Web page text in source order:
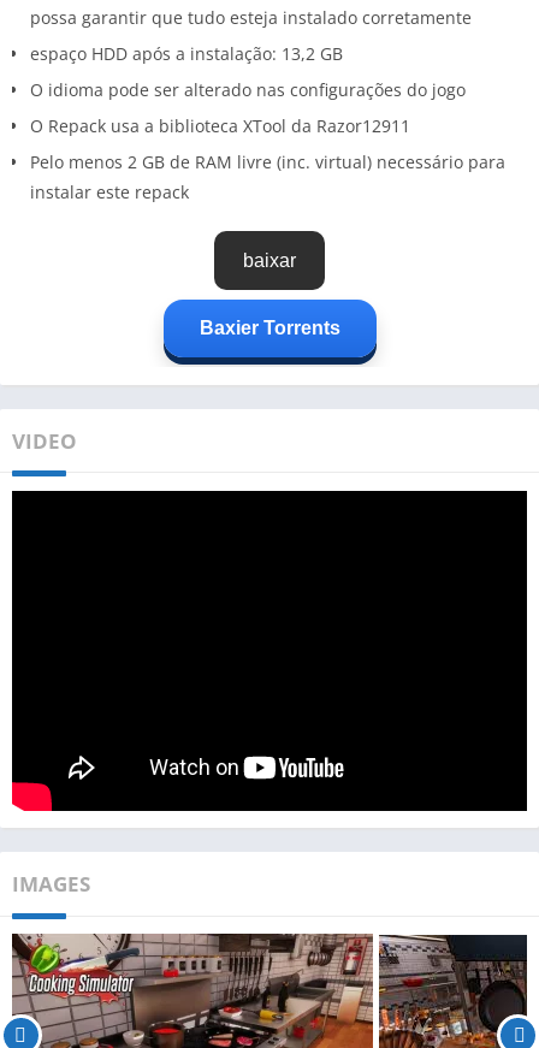
possa garantir que tudo esteja instalado corretamente
espaço HDD após a instalação: 13,2 GB
O idioma pode ser alterado nas configurações do jogo
O Repack usa a biblioteca XTool da Razor12911
Pelo menos 2 GB de RAM livre (inc. virtual) necessário para
instalar este repack
baixar
Baxier Torrents
VIDEO
IMAGES